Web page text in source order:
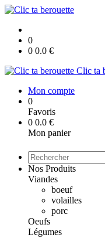
0
0 0.0 €
Clic ta
Mon compte
0
Favoris
0 0.0 €
Mon panier
Nos Produits
Viandes
boeuf
volailles
porc
Oeufs
Légumes